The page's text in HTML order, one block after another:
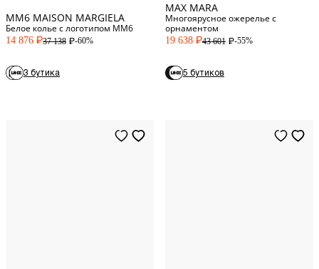
MM6 MAISON MARGIELA
Белое колье с логотипом MM6
14 876 P37 138 P-60%
3 бутика
MAX MARA
Многоярусное ожерелье с
орнаментом
19 638 P43 601 P-55%
5 бутиков